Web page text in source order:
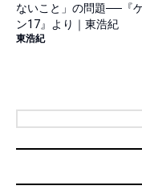
ないこと」の問題──『
ン17』より｜東浩紀
東浩紀